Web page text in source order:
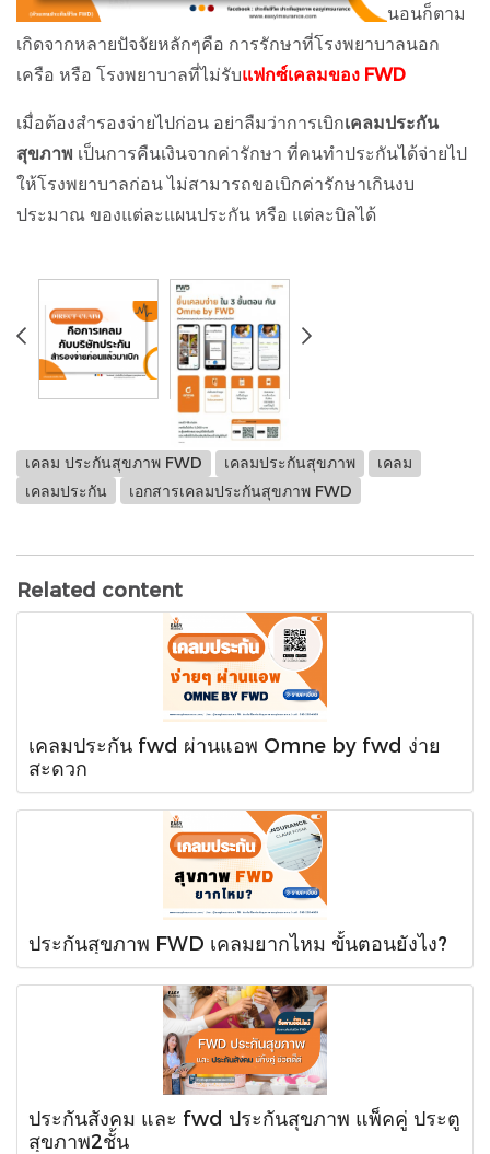
นอนก็ตาม
เกิดจากหลายปัจจัยหลักๆคือ การรักษาที่โรงพยาบาลนอก
เครือ หรือ โรงพยาบาลที่ไม่รับแฟกซ์เคลมของ FWD
เมื่อต้องสำรองจ่ายไปก่อน อย่าลืมว่าการเบิกเคลมประกัน
สุขภาพ เป็นการคืนเงินจากค่ารักษา ที่คนทำประกันได้จ่ายไป
ให้โรงพยาบาลก่อน ไม่สามารถขอเบิกค่ารักษาเกินงบ
ประมาณ ของแต่ละแผนประกัน หรือ แต่ละบิลได้
เคลม ประกันสุขภาพ FWD เคลมประกันสุขภาพ
เคลม
เคลมประกัน
เอกสารเคลมประกันสุขภาพ FWD
Related content
เคลมประกัน fwd ผ่านแอพ Omne by fwd ง่าย
สะดวก
ประกันสุขภาพ FWD เคลมยากไหม ขั้นตอนยังไง?
ประกันสังคม และ fwd ประกันสุขภาพ แพ็คคู่ ประตู
สุขภาพ2ชั้น